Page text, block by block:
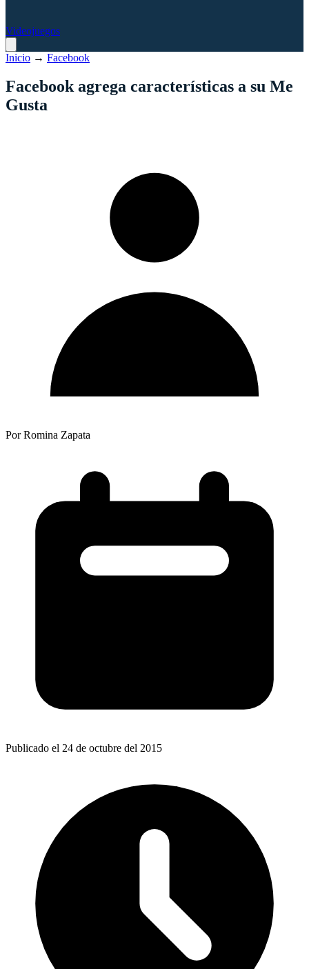
Videojuegos
Inicio → Facebook
Facebook agrega características a su Me
Gusta
Por Romina Zapata
Publicado el 24 de octubre del 2015